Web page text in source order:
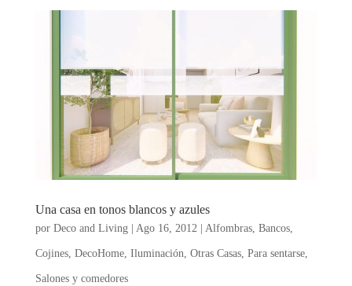
Una casa en tonos blancos y azules
por Deco and Living| Ago 16, 2012 Alfombras, Bancos,
Cojines, DecoHome, Iluminación Otras Casas, Para sentarse,
Salones y comedores